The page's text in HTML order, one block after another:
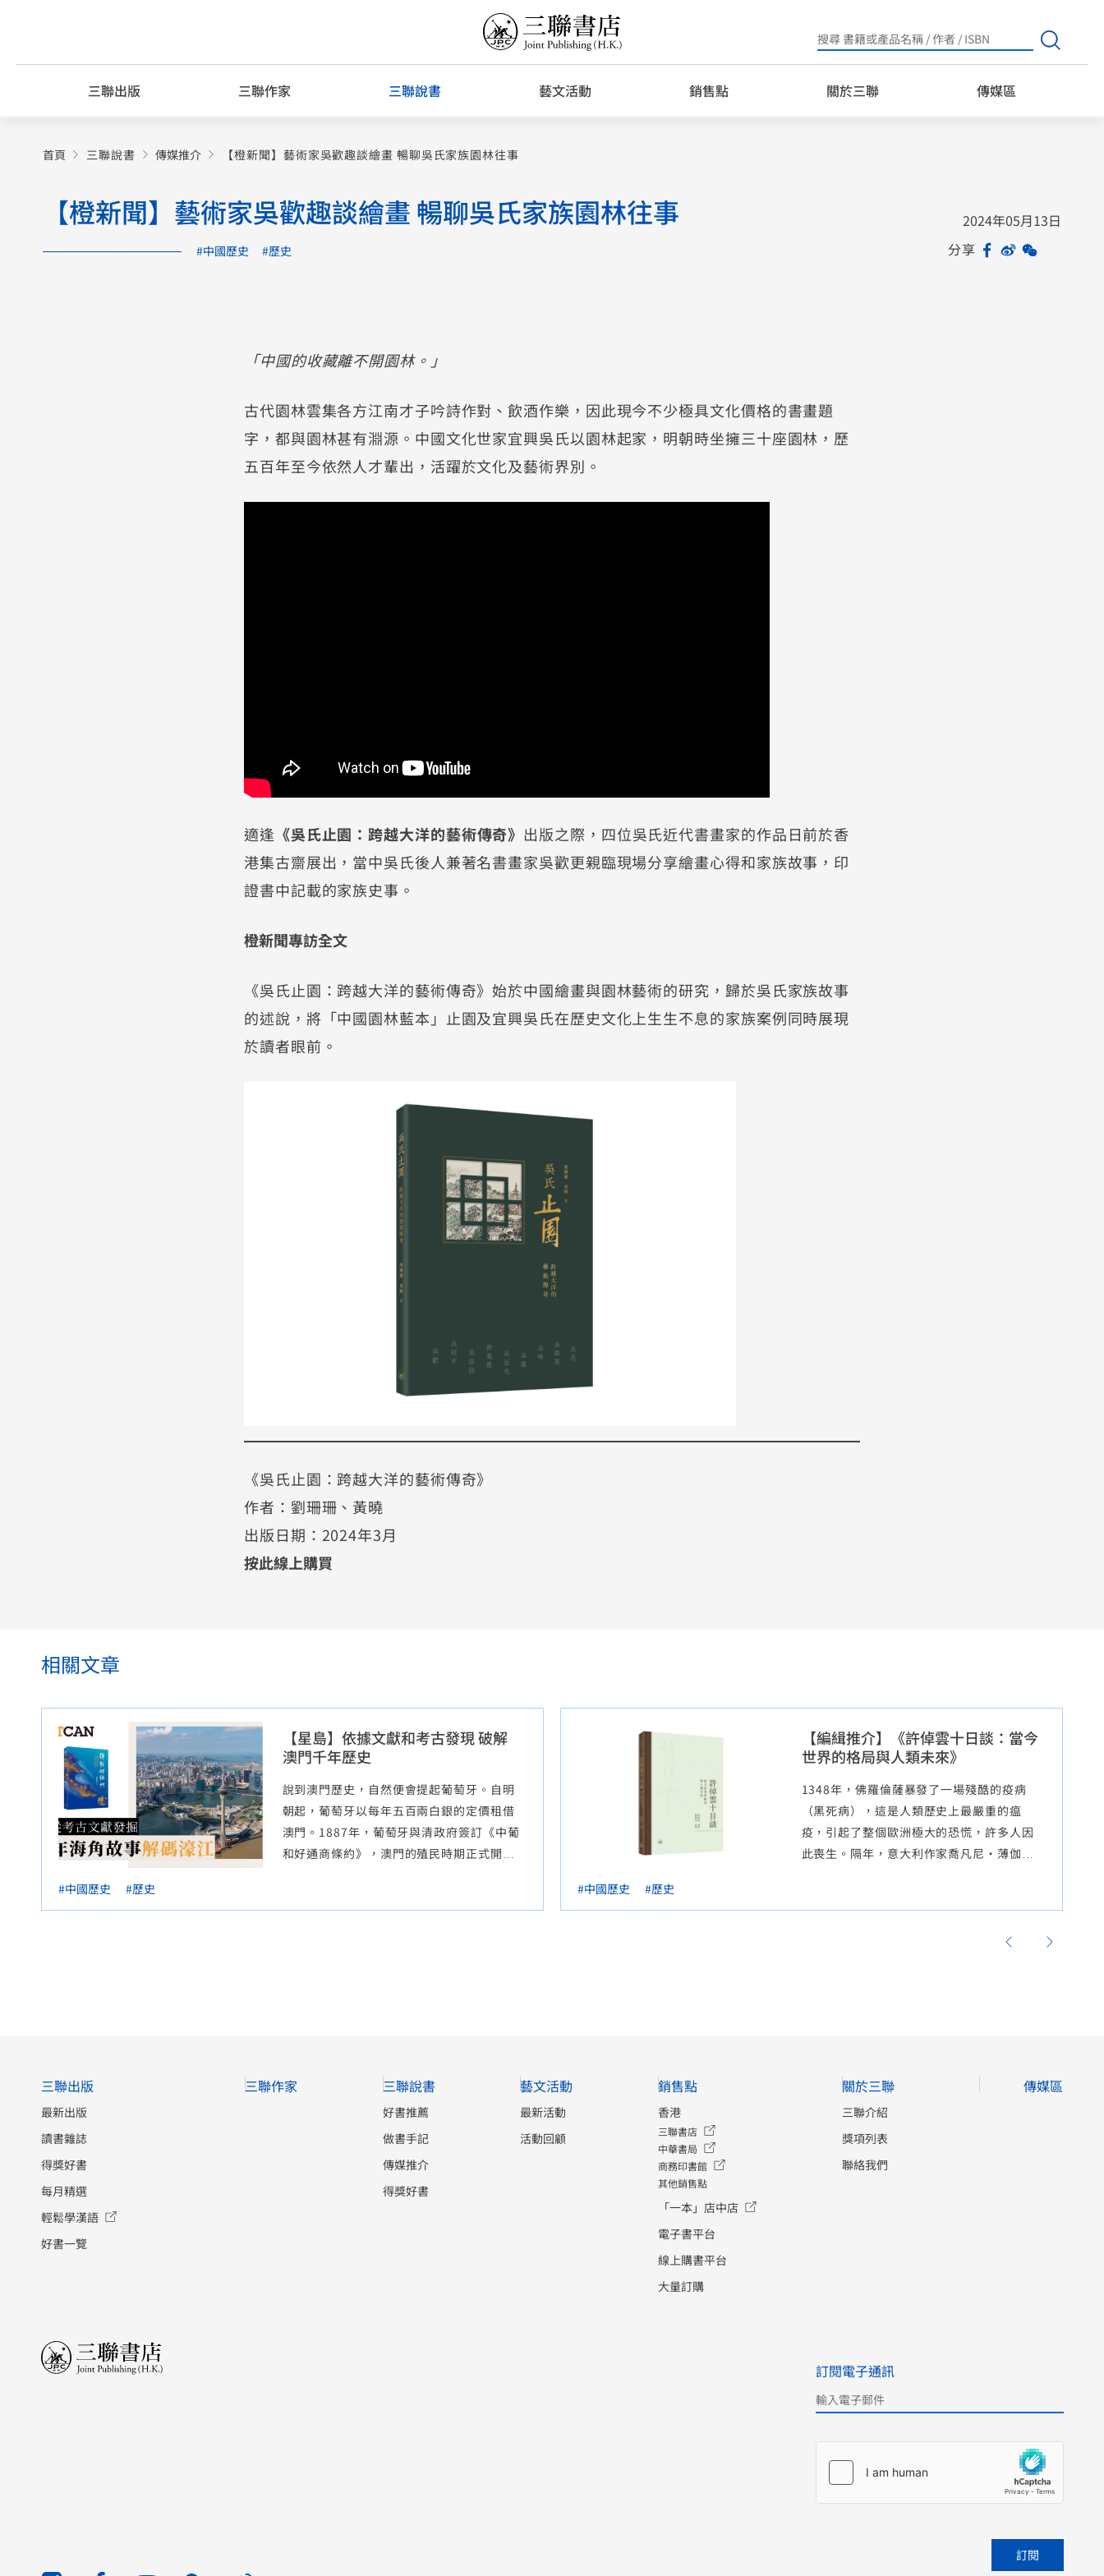
content
Search
for:
三聯出版 三聯作家 三聯說書 藝文活動 銷售點 關於三聯 傳媒區
首頁 三聯說書 傳媒推介 【橙新聞】藝術家吳歡趣談繪畫 暢聊吳氏家族園林往事
【橙新聞】藝術家吳歡趣談繪畫 暢聊吳氏家族園林往事
#中國歷史 #歷史
2024年05月13日
分享
Facebook
SinaWeChat
「中國的收藏離不開園林。」
古代園林雲集各方江南才子吟詩作對、飲酒作樂，因此現今不少極具文化價格的書畫題
字，都與園林甚有淵源。中國文化世家宜興吳氏以園林起家，明朝時坐擁三十座園林，歷
五百年至今依然人才輩出，活躍於文化及藝術界別。
適逢 《吳氏止園：跨越大洋的藝術傳奇》 出版之際，四位吳氏近代書畫家的作品日前於香
港集古齋展出，當中吳氏後人兼著名書畫家吳歡更親臨現場分享繪畫心得和家族故事，印
證書中記載的家族史事。
橙新聞專訪全文
《吳氏止園：跨越大洋的藝術傳奇》始於中國繪畫與園林藝術的研究，歸於吳氏家族故事
的述說，將「中國園林藍本」止園及宜興吳氏在歷史文化上生生不息的家族案例同時展現
於讀者眼前。
《吳氏止園：跨越大洋的藝術傳奇》
作者：劉珊珊、黃曉
出版日期：2024年3月
按此線上購買
相關文章
【星島】依據文獻和考古發現 破解
澳門千年歷史
說到澳門歷史，自然便會提起葡萄牙。自明
朝起，葡萄牙以每年五百兩白銀的定價租借
澳門。1887年，葡萄牙與清政府簽訂《中葡
和好通商條約》，澳門的殖民時期正式開
#中國歷史 #歷史
【編緝推介】《許倬雲十日談：當今
世界的格局與人類未來》
1348年，佛羅倫薩暴發了一場殘酷的疫病
（黑死病），這是人類歷史上最嚴重的瘟
疫，引起了整個歐洲極大的恐慌，許多人因
此喪生。隔年，意大利作家喬凡尼·薄伽丘
定性，使得人們產生了「活在當下」的強烈
憂思地說：「美國正在暴發的疫情的影響是
世界性的，也是生物性、病理性的，這種蔓
延的趨勢不容易制止。但比疫情更嚴重的，
影響了宏觀的世界格局，也在微觀層面影響
望遠古歷史，也深入探討當前社會的重大議
家的提問交流中，許倬雲先生以其深厚的學
會，到中美爭端下的世界格局；從美國國家
精神的日漸衰敗，到新技術、人工智能與人
宇宙中的位置…… 這十期講座經匯總編輯，
集結為《許倬雲十日談：當今世界的格局與
#中國歷史 #歷史
三聯出版
最新出版
讀書雜誌
得獎好書
每月精選
輕鬆學漢語
好書一覽
三聯作家 三聯說書
好書推薦
做書手記
傳媒推介
得獎好書
藝文活動
最新活動
活動回顧
銷售點
香港
三聯書店
中華書局
商務印書館
其他銷售點
「一本」店中店
電子書平台
線上購書平台
大量訂購
關於三聯
三聯介紹
獎項列表
聯絡我們
傳媒區
訂閱電子通訊